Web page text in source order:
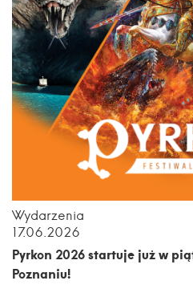
Wydarzenia
17.06.2026
Pyrkon 2026 startuje już w
Poznaniu!